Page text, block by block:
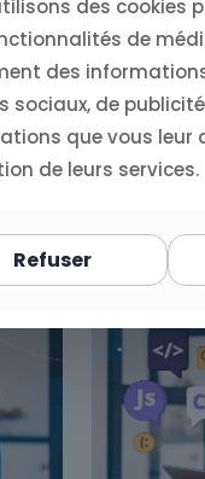
des cookies
de
des
sociaux, de
que vous leur
de leurs services.
Refuser